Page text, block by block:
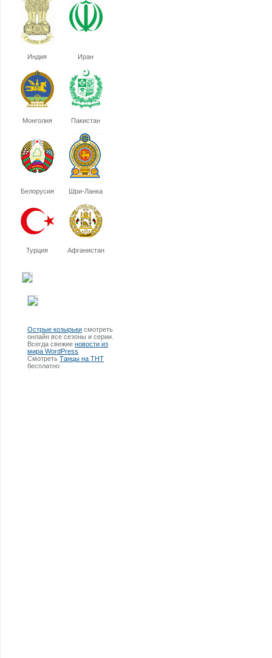
Индия Иран
Монголия Пакистан
Белорусия Шри-Ланка
Турция Афганистан
Острые козырьки смотреть
онлайн все сезоны и серии.
Всегда свежие новости из
мира WordPress
Смотреть Танцы на ТНТ
бесплатно